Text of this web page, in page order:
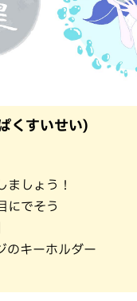
くすいせい)
ましょう！
にでそう
のキーホルダー